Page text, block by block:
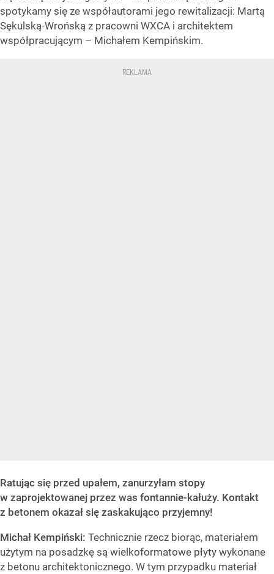
spotykamy się ze współautorami jego rewitalizacji: Martą
Sękulską-Wrońską z pracowni WXCA i architektem
współpracującym – Michałem Kempińskim.
Ratując się przed upałem, zanurzyłam stopy
w zaprojektowanej przez was fontannie-kałuży. Kontakt
z betonem okazał się zaskakująco przyjemny!
Michał Kempiński: Technicznie rzecz biorąc, materiałem
użytym na posadzkę są wielkoformatowe płyty wykonane
z betonu architektonicznego. W tym przypadku materiał